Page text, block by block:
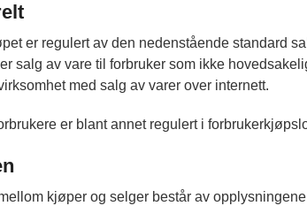
er regulert av den nedenstående standard
salg av vare til forbruker som ikke
med salg av varer over internett.
er blant annet regulert i
kjøper og selger består av